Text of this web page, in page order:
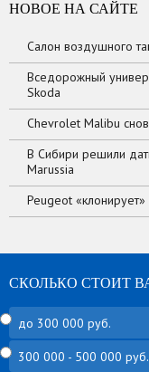
НОВОЕ НА САЙТЕ
Салон воздушного
Вседорожный
Skoda
Chevrolet Malibu
В Сибири решили
Marussia
Peugeot «клонирует»
СКОЛЬКО СТОИТ
до 300 000 руб.
300 000 - 500 000 руб.